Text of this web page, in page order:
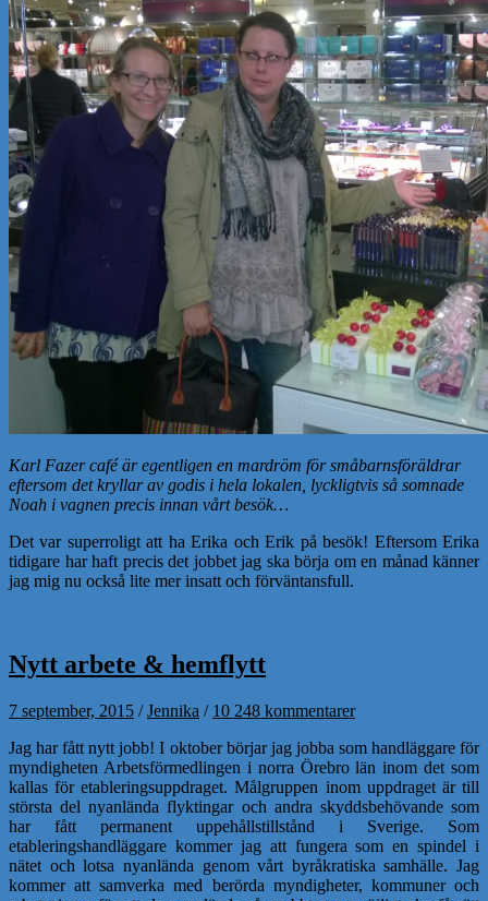
Karl Fazer café är egentligen en mardröm för småbarnsföräldrar
eftersom det kryllar av godis i hela lokalen, lyckligtvis så somnade
Noah i vagnen precis innan vårt besök…
Det var superroligt att ha Erika och Erik på besök! Eftersom Erika
tidigare har haft precis det jobbet jag ska börja om en månad känner
jag mig nu också lite mer insatt och förväntansfull.
Nytt arbete & hemflytt
7 september, 2015 /Jennika / 10 248 kommentarer
Jag har fått nytt jobb! I oktober börjar jag jobba som handläggare för
myndigheten Arbetsförmedlingen i norra Örebro län inom det som
kallas för etableringsuppdraget. Målgruppen inom uppdraget är till
största del nyanlända flyktingar och andra skyddsbehövande som
har fått permanent uppehållstillstånd i Sverige. Som
etableringshandläggare kommer jag att fungera som en spindel i
nätet och lotsa nyanlända genom vårt byråkratiska samhälle. Jag
kommer att samverka med berörda myndigheter, kommuner och